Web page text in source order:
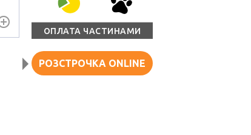
ОПЛАТА ЧАСТИНАМИ
РОЗСТРОЧКА ONLINE